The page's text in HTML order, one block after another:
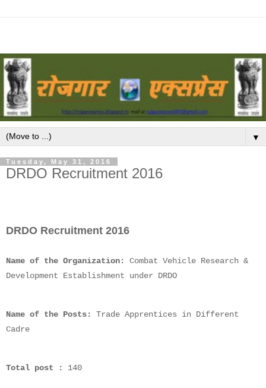
▼
Tuesday, May 31, 2016
DRDO Recruitment 2016
DRDO Recruitment 2016
Name of the Organization:
Combat Vehicle Research &
Development Establishment under DRDO
Name of the Posts:
Trade Apprentices in Different
Cadre
Total post : 140